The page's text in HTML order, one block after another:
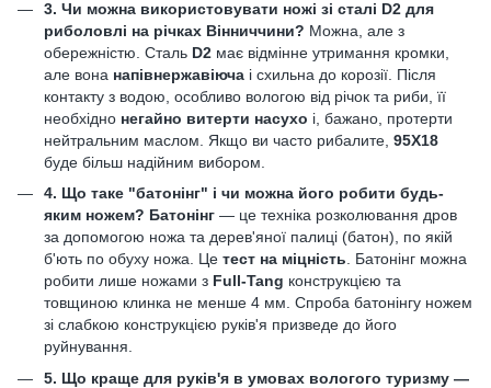
3. Чи можна використовувати ножі зі сталі D2 для
риболовлі на річках Вінниччини? Можна, але з
обережністю. Сталь D2 має відмінне утримання кромки,
але вона напівнержавіюча і схильна до корозії. Після
контакту з водою, особливо вологою від річок та риби, її
необхідно негайно витерти насухо і, бажано, протерти
нейтральним маслом. Якщо ви часто рибалите, 95Х18
буде більш надійним вибором.
4. Що таке "батонінг" і чи можна його робити будь-
яким ножем? Батонінг — це техніка розколювання дров
за допомогою ножа та дерев'яної палиці (батон), по якій
б'ють по обуху ножа. Це тест на міцність. Батонінг можна
робити лише ножами з Full-Tang конструкцією та
товщиною клинка не менше 4 мм. Спроба батонінгу ножем
зі слабкою конструкцією руків'я призведе до його
руйнування.
5. Що краще для руків'я в умовах вологого туризму —